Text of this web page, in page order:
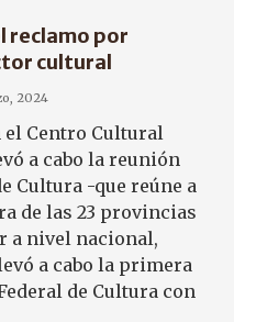
reclamo por
cultural
2024
el Centro Cultural
a cabo la reunión
Cultura -que reúne a
de las 23 provincias
a nivel nacional,
a cabo la primera
de Cultura con